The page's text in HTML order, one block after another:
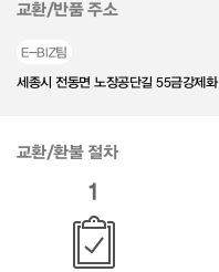
교환/반품 주소
E-BIZ팀
세종시 전동면 노장공단길 55금강제
교환/환불 절차
1